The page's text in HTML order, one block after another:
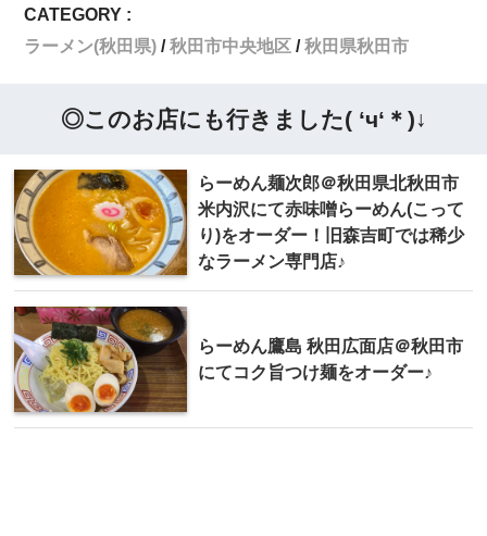
CATEGORY :
ラーメン(秋田県)
秋田市中央地区 秋田県秋田市
◎このお店にも行きました( ‘ч‘＊)↓
らーめん麺次郎 ＠秋田県北秋田市
米内沢にて赤味噌らーめん(こって
り)をオーダー！旧森吉町では稀少
なラーメン専門店♪
らーめん鷹島 秋田広面店＠秋田市
にてコク旨つけ麺をオーダー♪